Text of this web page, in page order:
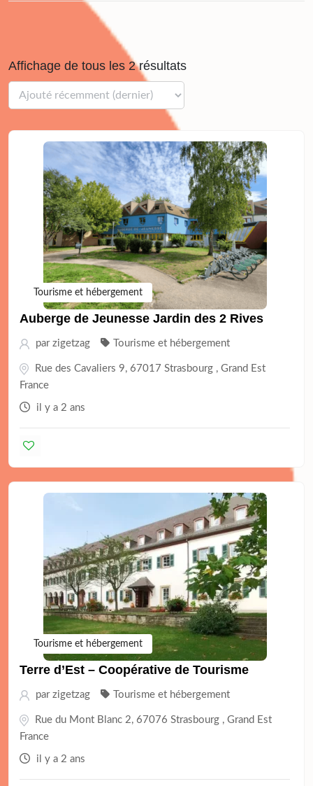
Affichage de tous les 2 résultats
Tourisme et hébergement
Auberge de Jeunesse Jardin des 2 Rives
par zigetzag Tourisme et hébergement
Rue des Cavaliers 9, 67017 Strasbourg , Grand Est
France
il y a 2 ans
Tourisme et hébergement
Terre d’Est – Coopérative de Tourisme
par zigetzag Tourisme et hébergement
Rue du Mont Blanc 2, 67076 Strasbourg , Grand Est
France
il y a 2 ans